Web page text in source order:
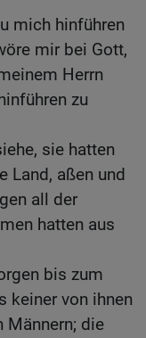
mich hinführen
mir bei Gott,
Herrn
zu
sie hatten
Land, aßen und
all der
hatten aus
bis zum
keiner von ihnen
Männern; die